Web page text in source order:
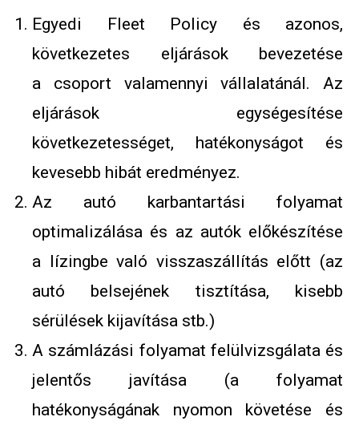
Egyedi Fleet Policy és azonos,
következetes eljárások bevezetése
a csoport valamennyi vállalatánál. Az
eljárások egységesítése
következetességet, hatékonyságot és
kevesebb hibát eredményez.
Az autó karbantartási folyamat
optimalizálása és az autók előkészítése
a lízingbe való visszaszállítás előtt (az
autó belsejének tisztítása, kisebb
sérülések kijavítása stb.)
A számlázási folyamat felülvizsgálata és
jelentős javítása (a folyamat
hatékonyságának nyomon követése és